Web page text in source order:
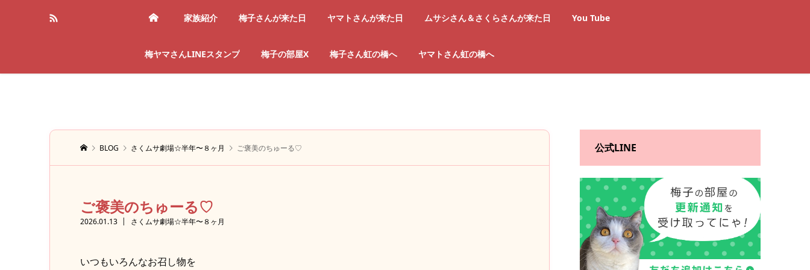
家族紹介 梅子さんが来た日 ヤマトさんが来た日 ムサシさん＆さくらさんが来た日 You Tube
梅ヤマさんLINEスタンプ 梅子の部屋X 梅子さん虹の橋へ ヤマトさん虹の橋へ
BLOG さくムサ劇場☆半年〜８ヶ月 ご褒美のちゅーる♡
ご褒美のちゅーる♡
2026.01.13 さくムサ劇場☆半年〜８ヶ月
いつもいろんなお召し物を
公式LINE